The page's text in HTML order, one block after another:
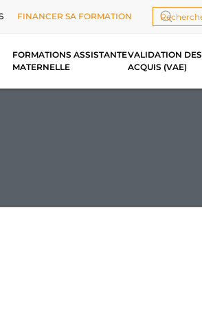
FINANCER SA FORMATION
FORMATIONS ASSISTANTE
MATERNELLE
VALIDATION DES
ACQUIS (VAE)